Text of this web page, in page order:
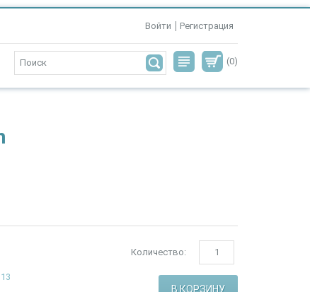
Войти Регистрация
(0)
Количество: